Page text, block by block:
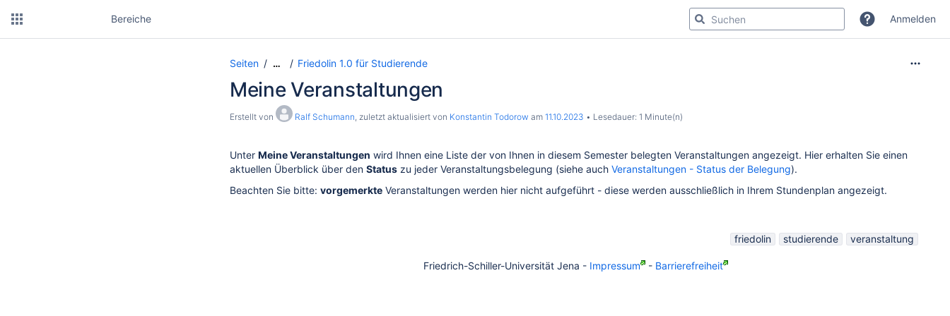
Bereiche Anmelden
Seiten … Friedolin 1.0 für Studierende
Meine Veranstaltungen
Erstellt von Ralf Schumann, zuletzt aktualisiert von Konstantin Todorow am 11.10.2023 Lesedauer: 1 Minute(n)
Unter Meine Veranstaltungen wird Ihnen eine Liste der von Ihnen in diesem Semester belegten Veranstaltungen angezeigt. Hier erhalten Sie einen
aktuellen Überblick über den Status zu jeder Veranstaltungsbelegung (siehe auch Veranstaltungen - Status der Belegung).
Beachten Sie bitte: vorgemerkte Veranstaltungen werden hier nicht aufgeführt - diese werden ausschließlich in Ihrem Stundenplan angezeigt.
friedolin studierende veranstaltung
Friedrich-Schiller-Universität Jena - Impressum - Barrierefreiheit